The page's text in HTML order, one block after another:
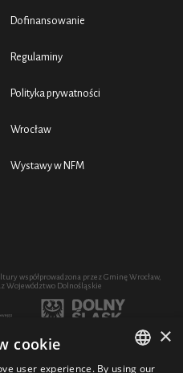
Dofinansowanie
Regulaminy
Polityka prywatności
Wrocław
Wystawy w NFM
współprowadzona przez Gminę Wrocław,
Województwo Dolnośląskie
poprzez zakup sprzętu współfinansowany
×
cookie
user experience. By using our